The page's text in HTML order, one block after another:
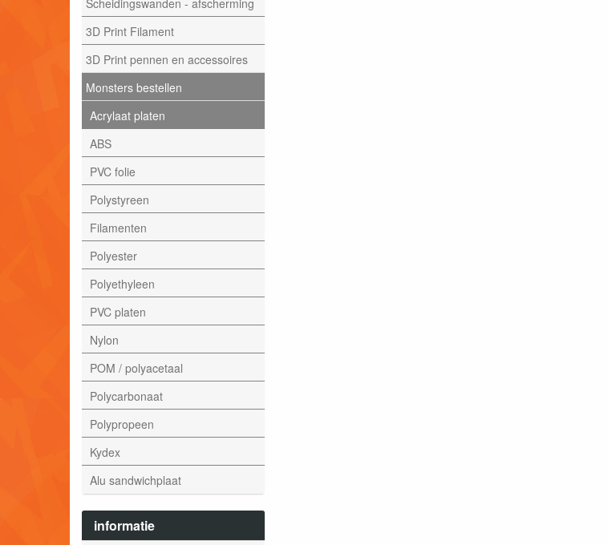
3D Print Filament
3D Print pennen en accessoires
Monsters bestellen
Acrylaat platen
ABS
PVC folie
Polystyreen
Filamenten
Polyester
Polyethyleen
PVC platen
Nylon
POM / polyacetaal
Polycarbonaat
Polypropeen
Kydex
Alu sandwichplaat
informatie